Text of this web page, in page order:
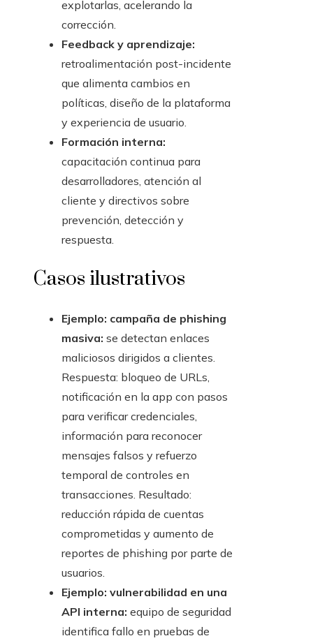
explotarlas, acelerando la
corrección.
Feedback y aprendizaje:
retroalimentación post-incidente
que alimenta cambios en
políticas, diseño de la plataforma
y experiencia de usuario.
Formación interna:
capacitación continua para
desarrolladores, atención al
cliente y directivos sobre
prevención, detección y
respuesta.
Casos ilustrativos
Ejemplo: campaña de phishing
masiva: se detectan enlaces
maliciosos dirigidos a clientes.
Respuesta: bloqueo de URLs,
notificación en la app con pasos
para verificar credenciales,
información para reconocer
mensajes falsos y refuerzo
temporal de controles en
transacciones. Resultado:
reducción rápida de cuentas
comprometidas y aumento de
reportes de phishing por parte de
usuarios.
Ejemplo: vulnerabilidad en una
API interna: equipo de seguridad
identifica fallo en pruebas de